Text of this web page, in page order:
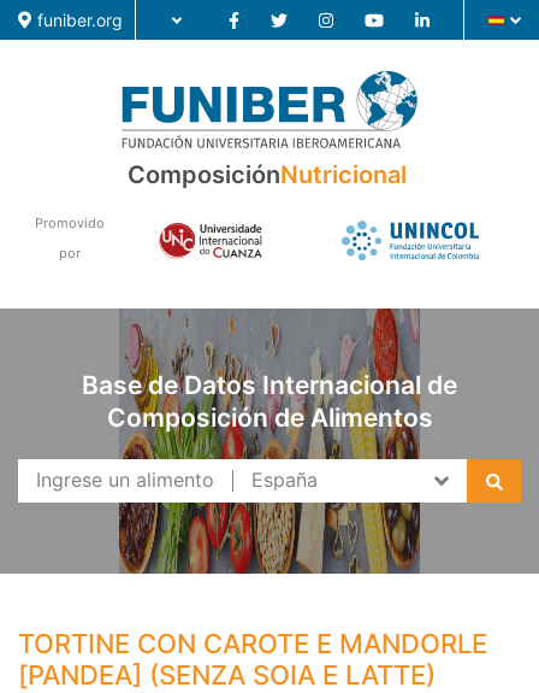
funiber.org
Investigación
ComposiciónNutricional
Promovido
por
Base de Datos Internacional de
Composición de Alimentos
TORTINE CON CAROTE E MANDORLE
[PANDEA] (SENZA SOIA E LATTE)